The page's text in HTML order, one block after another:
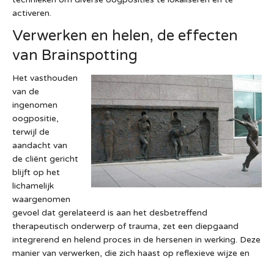
activeren.
Verwerken en helen, de effecten
van Brainspotting
Het vasthouden
van de
ingenomen
oogpositie,
terwijl de
aandacht van
de cliënt gericht
blijft op het
lichamelijk
waargenomen
gevoel dat gerelateerd is aan het desbetreffend
therapeutisch onderwerp of trauma, zet een diepgaand
integrerend en helend proces in de hersenen in werking. Deze
manier van verwerken, die zich haast op reflexieve wijze en